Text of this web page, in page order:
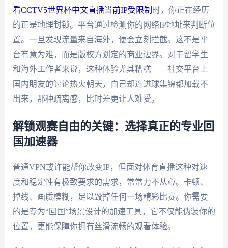
看CCTV5世界杯中文直播当前IP受限制 时，你正在经历
的正是地理封锁。平台通过检测你的网络IP地址来判断位
置。一旦发现流量来自海外，便会立刻拦截。这不是平
台有意为难，而是版权方划定的商业边界。对于留学生
和海外工作者来说，这种体验尤其糟糕——社交平台上
国内朋友的讨论热火朝天，自己却连进球集锦都加载不
出来，那种疏离感，比时差更让人难受。
解锁观赛自由的关键：选择真正的专业回
国加速器
普通VPN或许能帮你改变IP，但面对体育直播这种对速
度和稳定性有极致要求的需求，常常力不从心。卡顿、
掉线、画质模糊，足以毁掉任何一场精彩比赛。你需要
的是专为“回国”场景设计的加速工具，它不仅能伪装你的
位置，更能保障你拥有丝滑流畅的观看体验。